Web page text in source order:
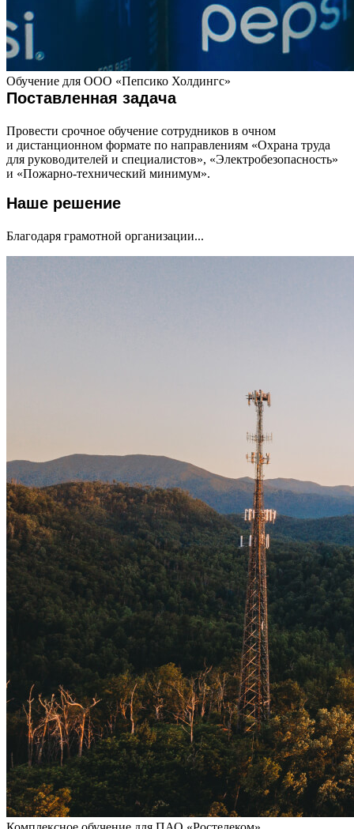
Обучение для ООО «Пепсико Холдингс»
Поставленная задача
Провести срочное обучение сотрудников в очном
и дистанционном формате по направлениям «Охрана труда
для руководителей и специалистов», «Электробезопасность»
и «Пожарно-технический минимум».
Наше решение
Благодаря грамотной организации...